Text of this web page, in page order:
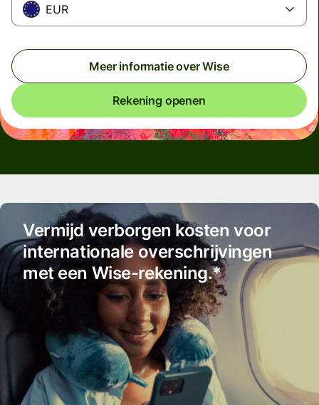
EUR
Meer informatie over Wise
Rekening openen
Vermijd verborgen kosten voor
internationale overschrijvingen
met een Wise-rekening.*